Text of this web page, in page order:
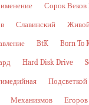
Сорок Веков
Славинский
BtK Born To
Hard Disk Drive
Подсветкой
Механизмов